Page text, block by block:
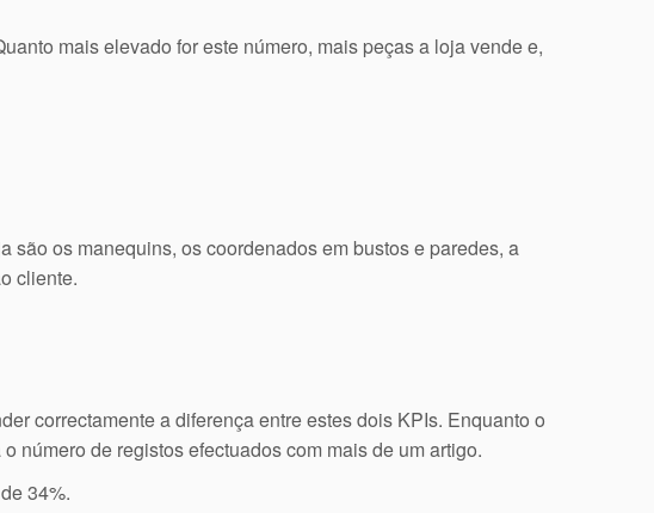
mais elevado for este número, mais peças a loja vende e,
são os manequins, os coordenados em bustos e paredes, a
cliente.
correctamente a diferença entre estes dois KPIs. Enquanto o
número de registos efectuados com mais de um artigo.
34%.